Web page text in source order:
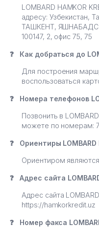
LOMBARD HAMKOR
адресу: Узбекистан,
ТАШКЕНТ,
100147, 2, офис 75, 75
❓ Как добраться до
Для построения
воспользоваться
❓ Номера телефонов
Позвонить в
можете по номерам:
❓ Ориентиры LOMBARD
Ориентиром
❓ Адрес сайта
Адрес сайта
https://hamkorkredit.uz
❓ Номер факса